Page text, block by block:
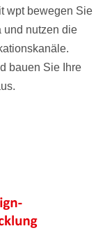
wpt bewegen Sie
und nutzen die
bauen Sie Ihre